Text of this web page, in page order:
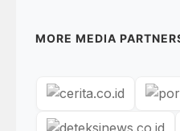
MORE MEDIA